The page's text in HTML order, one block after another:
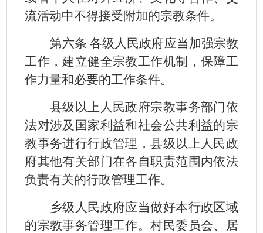
流活动中不得接受附加的宗教条件。
第六条 各级人民政府应当加强宗教
工作，建立健全宗教工作机制，保障工
作力量和必要的工作条件。
县级以上人民政府宗教事务部门依
法对涉及国家利益和社会公共利益的宗
教事务进行行政管理，县级以上人民政
府其他有关部门在各自职责范围内依法
负责有关的行政管理工作。
乡级人民政府应当做好本行政区域
的宗教事务管理工作。村民委员会、居